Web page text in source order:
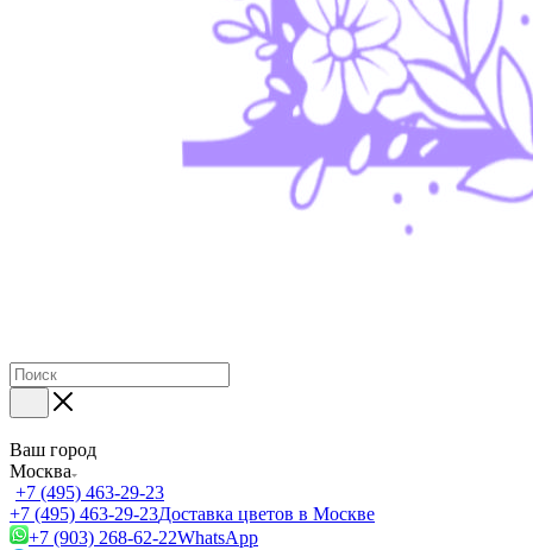
Ваш город
Москва
+7 (495) 463-29-23
+7 (495) 463-29-23Доставка цветов в Москве
+7 (903) 268-62-22WhatsApp